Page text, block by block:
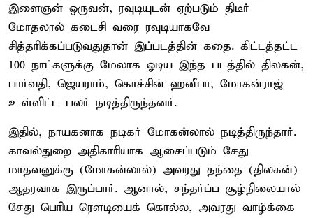
இளைஞன் ஒருவன், ரவுடியுடன் ஏற்படும் திடீர்
மோதலால் கடைசி வரை ரவுடியாகவே
சித்தரிக்கப்படுவதுதான் இப்படத்தின் கதை. கிட்டத்தட்ட
100 நாட்களுக்கு மேலாக ஓடிய இந்த படத்தில் திலகன்,
பார்வதி, ஜெயராம், கொச்சின் ஹனீபா, மோகன்ராஜ்
உள்ளிட்ட பலர் நடித்திருந்தனர்.
இதில், நாயகனாக நடிகர் மோகன்லால் நடித்திருந்தார்.
காவல்துறை அதிகாரியாக ஆசைப்படும் சேது
மாதவனுக்கு (மோகன்லால்) அவரது தந்தை (திலகன்)
ஆதரவாக இருப்பார். ஆனால், சந்தர்ப்ப சூழ்நிலையால்
சேது பெரிய ரௌடியைக் கொல்ல, அவரது வாழ்க்கை